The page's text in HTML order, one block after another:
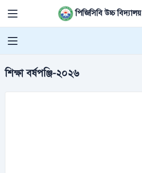
পিজিসিবি উচ্চ বিদ্যালয়
শিক্ষা বর্ষপঞ্জি-২০২৬